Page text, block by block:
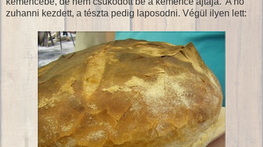
zuhanni kezdett, a tészta pedig laposodni. Végül ilyen lett: